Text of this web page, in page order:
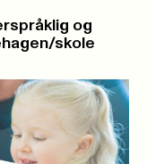
og
skole